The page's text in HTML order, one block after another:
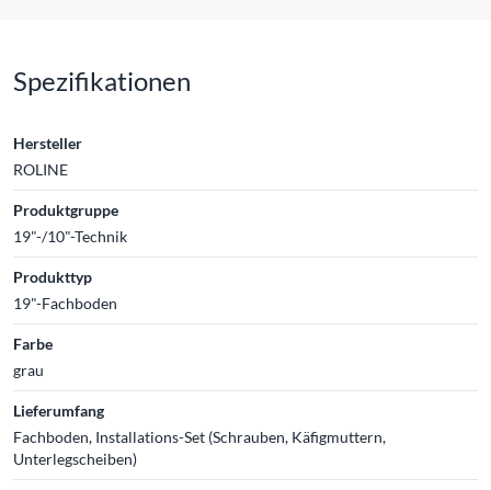
Spezifikationen
Hersteller
ROLINE
Produktgruppe
19"-/10"-Technik
Produkttyp
19"-Fachboden
Farbe
grau
Lieferumfang
Fachboden, Installations-Set (Schrauben, Käfigmuttern,
Unterlegscheiben)